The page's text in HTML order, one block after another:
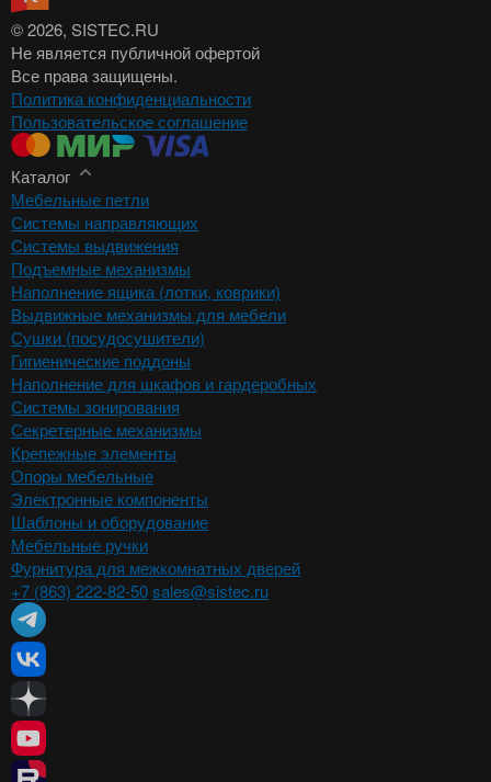
© 2026, SISTEC.RU
Не является публичной офертой
Все права защищены.
Политика конфиденциальности
Пользовательское соглашение
Каталог
Мебельные петли
Системы направляющих
Системы выдвижения
Подъемные механизмы
Наполнение ящика (лотки, коврики)
Выдвижные механизмы для мебели
Сушки (посудосушители)
Гигиенические поддоны
Наполнение для шкафов и гардеробных
Системы зонирования
Секретерные механизмы
Крепежные элементы
Опоры мебельные
Электронные компоненты
Шаблоны и оборудование
Мебельные ручки
Фурнитура для межкомнатных дверей
+7 (863) 222-82-50sales@sistec.ru